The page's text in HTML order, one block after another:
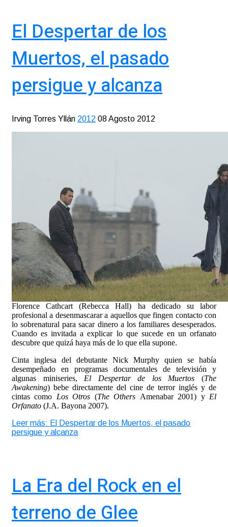
El Despertar de los
Muertos, el pasado
persigue y alcanza
Irving Torres Yllán 2012 08 Agosto 2012
Florence Cathcart (Rebecca Hall) ha dedicado su labor
profesional a desenmascarar a aquellos que fingen contacto con
lo sobrenatural para sacar dinero a los familiares desesperados.
Cuando es invitada a explicar lo que sucede en un orfanato
descubre que quizá haya más de lo que ella supone.
Cinta inglesa del debutante Nick Murphy quien se había
desempeñado en programas documentales de televisión y
algunas miniseries, El Despertar de los Muertos(The
Awakening) bebe directamente del cine de terror inglés y de
cintas como Los Otros (The Others Amenabar 2001) y El
Orfanato (J.A. Bayona 2007).
Leer más: El Despertar de los Muertos, el pasado
persigue y alcanza
La Era del Rock en el
terreno de Glee